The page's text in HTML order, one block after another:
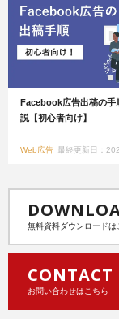
Facebook広告出稿の手
説【初心者向け】
Web広告 最終更新日：
無料資料ダウンロードは
CONTACT
お問い合わせはこちら